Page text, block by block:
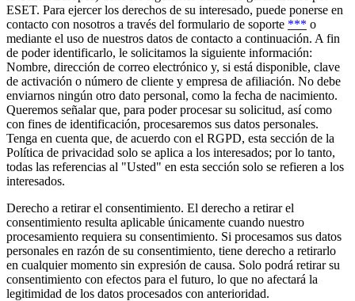
ESET. Para ejercer los derechos de su interesado, puede ponerse en
contacto con nosotros a través del formulario de soporte *** o
mediante el uso de nuestros datos de contacto a continuación. A fin
de poder identificarlo, le solicitamos la siguiente información:
Nombre, dirección de correo electrónico y, si está disponible, clave
de activación o número de cliente y empresa de afiliación. No debe
enviarnos ningún otro dato personal, como la fecha de nacimiento.
Queremos señalar que, para poder procesar su solicitud, así como
con fines de identificación, procesaremos sus datos personales.
Tenga en cuenta que, de acuerdo con el RGPD, esta sección de la
Política de privacidad solo se aplica a los interesados; por lo tanto,
todas las referencias al "Usted" en esta sección solo se refieren a los
interesados.
Derecho a retirar el consentimiento. El derecho a retirar el
consentimiento resulta aplicable únicamente cuando nuestro
procesamiento requiera su consentimiento. Si procesamos sus datos
personales en razón de su consentimiento, tiene derecho a retirarlo
en cualquier momento sin expresión de causa. Solo podrá retirar su
consentimiento con efectos para el futuro, lo que no afectará la
legitimidad de los datos procesados con anterioridad.